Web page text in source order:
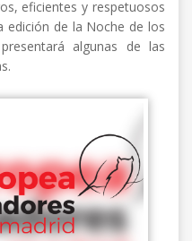
eficientes y respetuosos
edición de la Noche de los
algunas de las